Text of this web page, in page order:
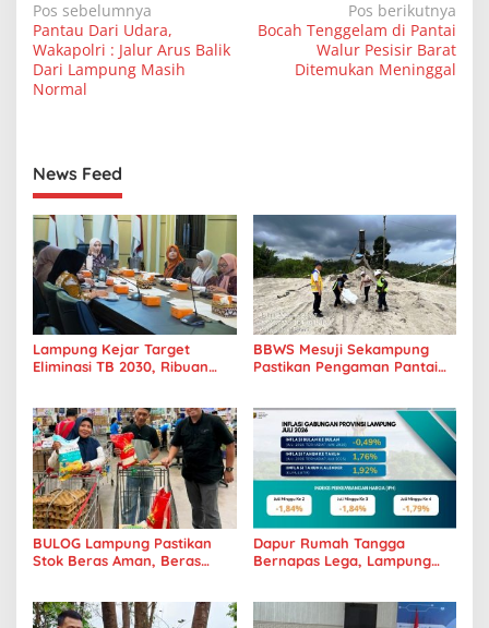
N
a
v
i
a
s
i
p
o
s
Pos sebelumnya
Pantau Dari Udara,
Wakapolri : Jalur Arus Balik
Dari Lampung Masih
Normal
Pos berikutnya
Bocah Tenggelam di Pantai
Walur Pesisir Barat
Ditemukan Meninggal
News Feed
Lampung Kejar Target
Eliminasi TB 2030, Ribuan
BBWS Mesuji Sekampung
Pastikan Pengaman Pantai
BULOG Lampung Pastikan
Stok Beras Aman, Beras
Dapur Rumah Tangga
Bernapas Lega, Lampung